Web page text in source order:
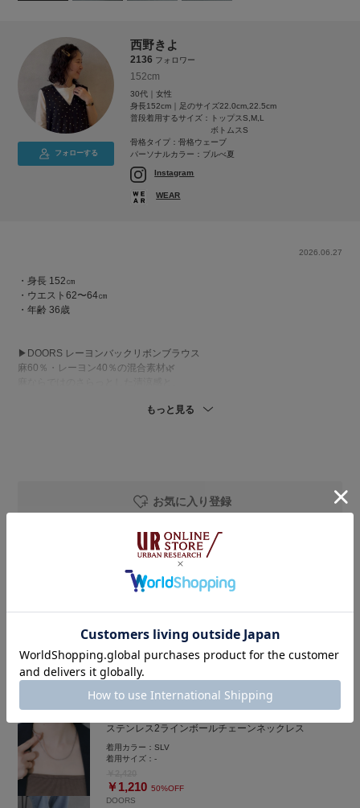
フォローする
西野きよ
2136 フォロワー
152cm
30代｜女性
身長152cm｜足のサイズ22.0cm,22.5cm
普段着用するサイズ：
トップスS,M,L
ボトムスS
骨格タイプ：骨格ウェーブ
パーソナルカラー：ブルべ夏
Instagram
WEAR
2026.06.27
・身長 152㎝
・ウエスト62〜64㎝
・年齢 36歳
▶︎DOORS レーヨンバックリボンブラウス
麻60％・レーヨン40％の混合素材🌿
ナチュラルな風合いがありながら、
露出を控えたい方にもおすすめです🙌🏻
気になる腰まわりや二の腕をさりげなく
▶︎かぐれ ドローイング刺繍パンツ
綿100％素材で、さらっとした
軽やかな穿き心地で、暑い季節も
快適に着用いただけます◎
(洗濯機洗いOK🧺)
私の身長では裾丈がやや長めだったため、
ゆったりとしたシルエットで、
すっきりと穿いていただけます🙌🏻
もっと見る
お気に入り登録
着用アイテム
リネンレーヨンバックリボンブラウス
着用カラー：BLACK
着用サイズ：
￥5,610 40%OFF
ステンレス2ラインボールチェーンネックレス
着用カラー：SLV
着用サイズ：-
￥1,210 50%OFF
DOORS